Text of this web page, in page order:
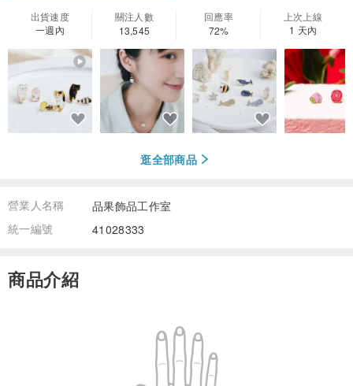
出貨速度
一週內
關注人數
13,545
回應率
72%
上次上線
1 天內
逛全部商品
營業人名稱
品果飾品工作室
統一編號
41028333
商品介紹